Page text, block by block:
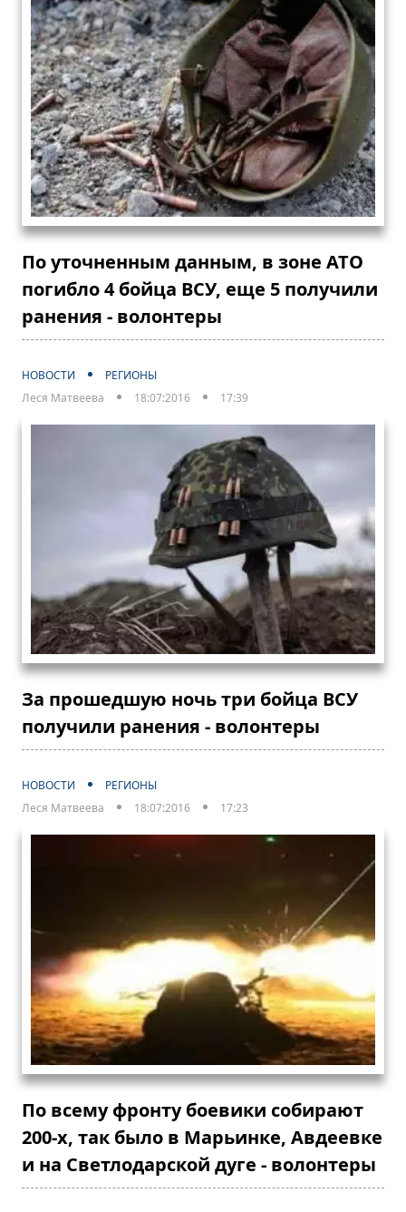
По уточненным данным, в зоне АТО
погибло 4 бойца ВСУ, еще 5 получили
ранения - волонтеры
НОВОСТИ
РЕГИОНЫ
Леся Матвеева
18:07:2016 17:39
За прошедшую ночь три бойца ВСУ
получили ранения - волонтеры
НОВОСТИ
РЕГИОНЫ
Леся Матвеева
18:07:2016 17:23
По всему фронту боевики собирают
200-х, так было в Марьинке, Авдеевке
и на Светлодарской дуге - волонтеры